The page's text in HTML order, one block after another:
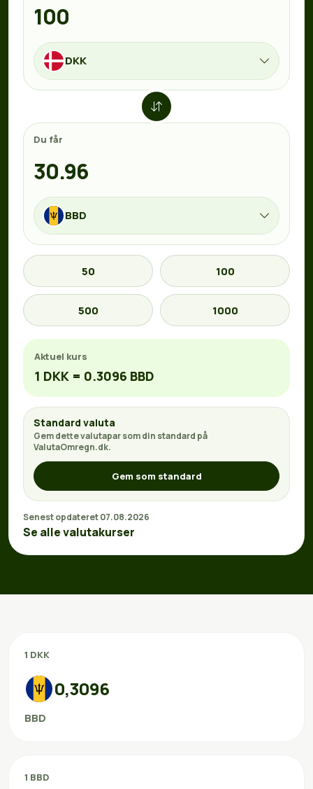
DKK
Du får
BBD
50 100
500 1000
Aktuel kurs
1 DKK = 0.3096 BBD
Standard valuta
Gem dette valutapar som din standard på
ValutaOmregn.dk.
Gem som standard
Senest opdateret 07.08.2026
Se alle valutakurser
1 DKK
0,3096
BBD
1 BBD